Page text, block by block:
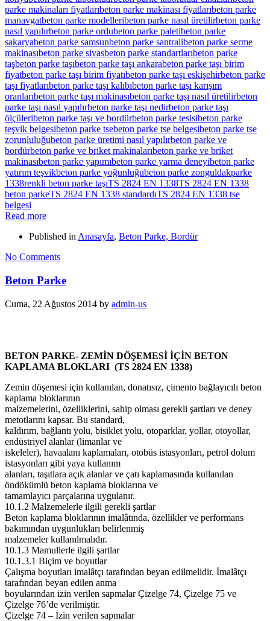
parke makinaları fiyatlarıbeton parke makinası fiyatlarıbeton parke
manavgatbeton parke modelleribeton parke nasıl üretilirbeton parke
nasıl yapılırbeton parke ordubeton parke paletibeton parke
sakaryabeton parke samsunbeton parke santralibeton parke serme
makinasıbeton parke sivasbeton parke standartlarıbeton parke
taşbeton parke taşıbeton parke taşı ankarabeton parke taşı birim
fiyatbeton parke taşı birim fiyatıbeton parke taşı eskişehirbeton parke
taşı fiyatlarıbeton parke taşı kalıbıbeton parke taşı karışım
oranlarıbeton parke taşı makinasıbeton parke taşı nasıl üretilirbeton
parke taşı nasıl yapılırbeton parke taşı nedirbeton parke taşı
ölçüleribeton parke taşı ve bordürbeton parke tesisibeton parke
teşvik belgesibeton parke tsebeton parke tse belgesibeton parke tse
zorunluluğubeton parke üretimi nasıl yapılırbeton parke ve
bordürbeton parke ve briket makinalarıbeton parke ve briket
makinasıbeton parke yapımıbeton parke yarma deneyibeton parke
yatırım teşvikbeton parke yoğunluğubeton parke zonguldakparke
1338renkli beton parke taşıTS 2824 EN 1338TS 2824 EN 1338
beton parkeTS 2824 EN 1338 standardıTS 2824 EN 1338 tse
belgesi
Read more
Published inAnasayfa, Beton Parke, Bordür
No Comments
Beton Parke
Cuma, 22 Ağustos 2014 by admin-us
BETON PARKE- ZEMİN DÖŞEMESİ İÇİN BETON
KAPLAMA BLOKLARI (TS 2824 EN 1338)
Zemin döşemesi için kullanılan, donatısız, çimento bağlayıcılı beton
kaplama bloklarının
malzemelerini, özelliklerini, sahip olması gerekli şartları ve deney
metotlarını kapsar. Bu standard,
kaldırım, bağlantı yolu, bisiklet yolu, otoparklar, yollar, otoyollar,
endüstriyel alanlar (limanlar ve
iskeleler), havaalanı kaplamaları, otobüs istasyonları, petrol dolum
istasyonları gibi yaya kullanım
alanları, taşıtlara açık alanlar ve çatı kaplamasında kullanılan
öndökümlü beton kaplama bloklarına ve
tamamlayıcı parçalarına uygulanır.
10.1.2 Malzemelerle ilgili gerekli şartlar
Beton kaplama bloklarının imalâtında, özellikler ve performans
bakımından uygunlukları belirlenmiş
malzemeler kullanılmalıdır.
10.1.3 Mamullerle ilgili şartlar
10.1.3.1 Biçim ve boyutlar
Çalışma boyutları imalâtçı tarafından beyan edilmelidir. İmalâtçı
tarafından beyan edilen anma
boyularından izin verilen sapmalar Çizelge 74, Çizelge 75 ve
Çizelge 76’de verilmiştir.
Çizelge 74 – İzin verilen sapmalar